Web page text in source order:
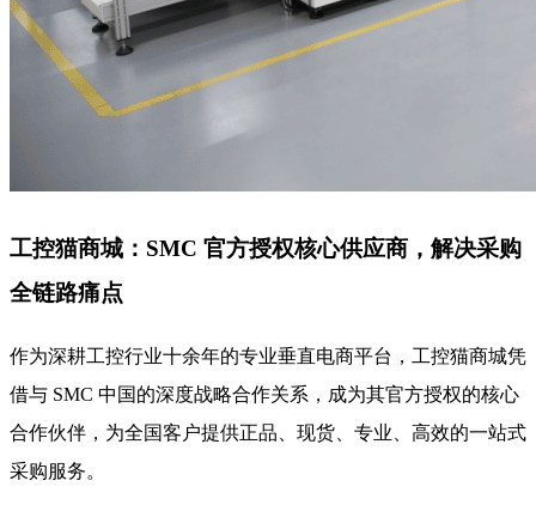
工控猫商城：SMC 官方授权核心供应商，解决采购
全链路痛点
作为深耕工控行业十余年的专业垂直电商平台，工控猫商城凭
借与 SMC 中国的深度战略合作关系，成为其官方授权的核心
合作伙伴，为全国客户提供正品、现货、专业、高效的一站式
采购服务。